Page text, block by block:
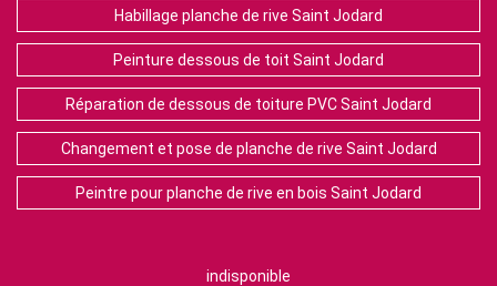
Habillage planche de rive Saint Jodard
Peinture dessous de toit Saint Jodard
Réparation de dessous de toiture PVC Saint Jodard
Changement et pose de planche de rive Saint Jodard
Peintre pour planche de rive en bois Saint Jodard
indisponible